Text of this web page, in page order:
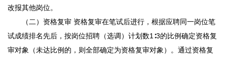
改报其他岗位。
（二）资格复审 资格复审在笔试后进行，根据应聘同一岗位笔
试成绩排名先后，按岗位招聘（选调）计划数1∶3的比例确定资格复
审对象（未达比例的，则全部确定为资格复审对象）。通过资格复